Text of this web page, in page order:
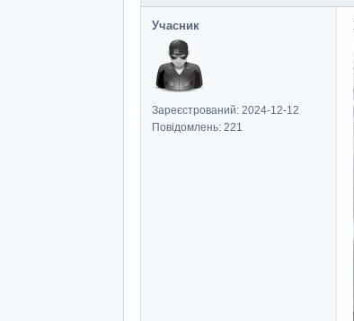
Учасник
Зареєстрований: 2024-12-12
Повідомлень: 221